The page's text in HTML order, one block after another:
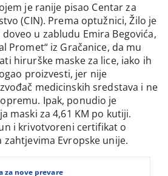
je ranije pisao Centar za
(CIN). Prema optužnici, Žilo je
u zabludu Emira Begovića,
Promet“ iz Gračanice, da mu
hirurške maske za lice, iako ih
proizvesti, jer nije
medicinskih sredstava i ne
Ipak, ponudio je
maski za 4,61 KM po kutiji.
i krivotvoreni certifikat o
Evropske unije.
za nove prevare